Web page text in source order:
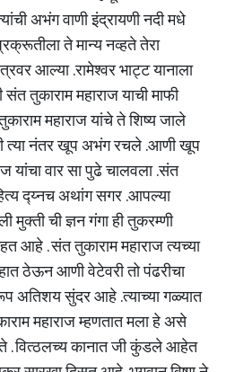
अभंग वाणी इंद्रायणी नदी मधे
ते मान्य नव्हते तेरा
आल्या .रामेश्वर भाट्ट यानाला
तुकाराम महाराज याची माफी
महाराज यांचे ते शिष्य जाले
त्या नंतर खूप अभंग रचले .आणी खूप
यांचा वार सा पुढे चालवला .संत
द्य्नच अथांग सगर .आपल्या
मुक्ती ची ज्ञन गंगा ही तुकरम्णी
आहे . संत तुकाराम महाराज त्यच्या
ठेऊन आणी वेटेवरी तो पंढरीचा
अतिशय सुंदर आहे .त्याच्या गळ्यात
महाराज म्हणतात मला हे असे
वित्ठलच्य कानात जी कुंडले आहेत